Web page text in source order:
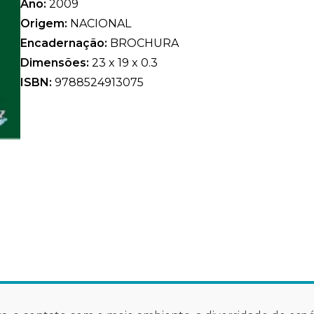
Ano: 2009
Origem: NACIONAL
Encadernação: BROCHURA
Dimensões: 23 x 19 x 0.3
ISBN: 9788524913075